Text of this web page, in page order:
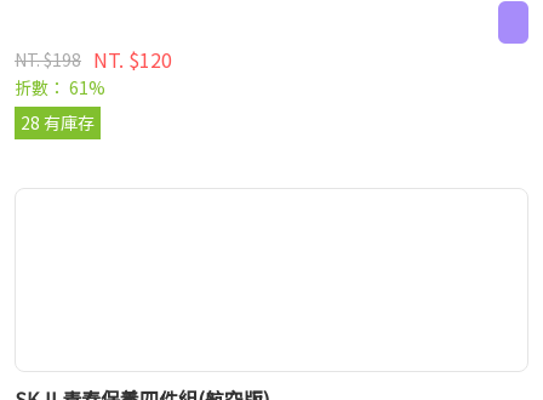
NT. $198 NT. $120
折數： 61%
28 有庫存